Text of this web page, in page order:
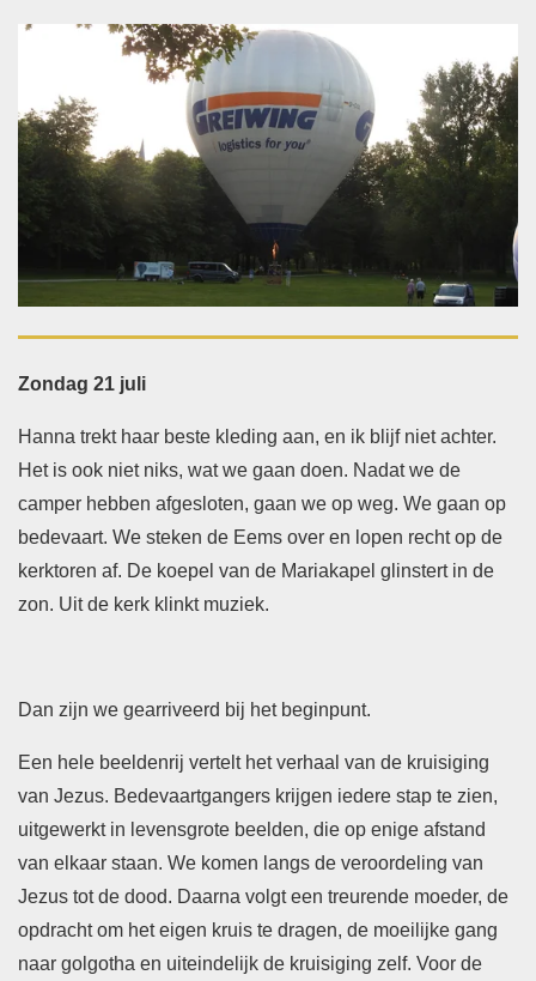
Zondag 21 juli
Hanna trekt haar beste kleding aan, en ik blijf niet achter.
Het is ook niet niks, wat we gaan doen. Nadat we de
camper hebben afgesloten, gaan we op weg. We gaan op
bedevaart. We steken de Eems over en lopen recht op de
kerktoren af. De koepel van de Mariakapel glinstert in de
zon. Uit de kerk klinkt muziek.
Dan zijn we gearriveerd bij het beginpunt.
Een hele beeldenrij vertelt het verhaal van de kruisiging
van Jezus. Bedevaartgangers krijgen iedere stap te zien,
uitgewerkt in levensgrote beelden, die op enige afstand
van elkaar staan. We komen langs de veroordeling van
Jezus tot de dood. Daarna volgt een treurende moeder, de
opdracht om het eigen kruis te dragen, de moeilijke gang
naar golgotha en uiteindelijk de kruisiging zelf. Voor de